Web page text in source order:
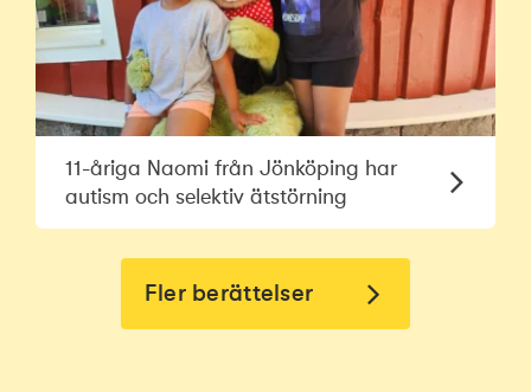
11-åriga Naomi från Jönköping har
autism och selektiv ätstörning
Fler berättelser